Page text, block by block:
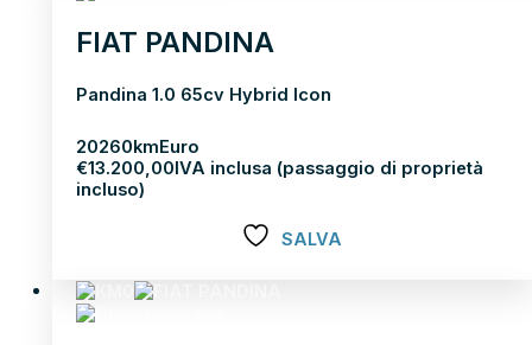
FIAT PANDINA
Pandina 1.0 65cv Hybrid Icon
20260kmEuro
€13.200,00IVA inclusa (passaggio di proprietà
incluso)
SALVA